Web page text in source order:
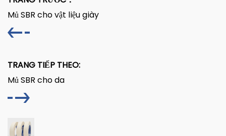
Mủ SBR cho vật liệu giày
TRANG TIẾP THEO:
Mủ SBR cho da